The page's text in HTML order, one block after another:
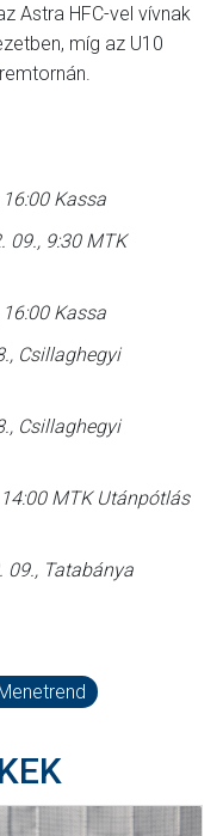
Astra HFC-vel vívnak
míg az U10
Kassa
09., 9:30 MTK
Kassa
Csillaghegyi
Csillaghegyi
MTK Utánpótlás
09., Tatabánya